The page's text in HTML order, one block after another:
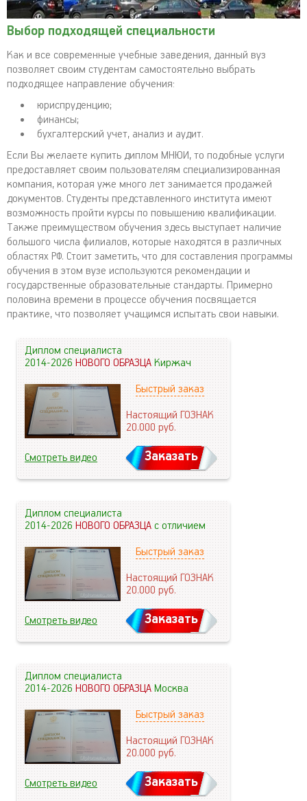
Выбор подходящей специальности
Как и все современные учебные заведения, данный вуз
позволяет своим студентам самостоятельно выбрать
подходящее направление обучения:
юриспруденцию;
финансы;
бухгалтерский учет, анализ и аудит.
Если Вы желаете купить диплом МНЮИ, то подобные услуги
предоставляет своим пользователям специализированная
компания, которая уже много лет занимается продажей
документов. Студенты представленного института имеют
возможность пройти курсы по повышению квалификации.
Также преимуществом обучения здесь выступает наличие
большого числа филиалов, которые находятся в различных
областях РФ. Стоит заметить, что для составления программы
обучения в этом вузе используются рекомендации и
государственные образовательные стандарты. Примерно
половина времени в процессе обучения посвящается
практике, что позволяет учащимся испытать свои навыки.
Диплом специалиста
2014-2026НОВОГО ОБРАЗЦАКиржач
Быстрый заказ
Настоящий ГОЗНАК
20.000руб.
Смотреть видео Заказать
Диплом специалиста
2014-2026НОВОГО ОБРАЗЦАс отличием
Быстрый заказ
Настоящий ГОЗНАК
20.000руб.
Смотреть видео Заказать
Диплом специалиста
2014-2026НОВОГО ОБРАЗЦАМосква
Быстрый заказ
Настоящий ГОЗНАК
20.000руб.
Смотреть видео Заказать